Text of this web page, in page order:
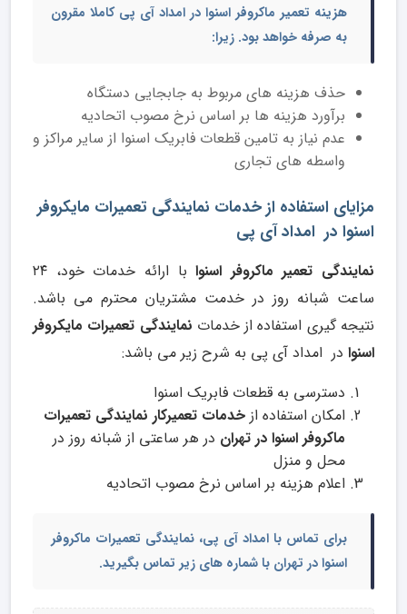
هزینه تعمیر ماکروفر اسنوا در امداد آی پی کاملا مقرون
به صرفه خواهد بود. زیرا:
حذف هزینه های مربوط به جابجایی دستگاه
برآورد هزینه ها بر اساس نرخ مصوب اتحادیه
عدم نیاز به تامین قطعات فابریک اسنوا از سایر مراکز و
واسطه های تجاری
مزایای استفاده از خدمات نمایندگی تعمیرات مایکروفر
اسنوا در امداد آی پی
نمایندگی تعمیر ماکروفر اسنوا
با ارائه خدمات خود، ۲۴
ساعت شبانه روز در خدمت مشتریان محترم می باشد.
نتیجه گیری استفاده از خدمات نمایندگی تعمیرات مایکروفر
اسنوا در امداد آی پی به شرح زیر می باشد:
دسترسی به قطعات فابریک اسنوا
امکان استفاده از خدمات تعمیرکار نمایندگی تعمیرات
ماکروفر اسنوا در تهران در هر ساعتی از شبانه روز در
محل و منزل
اعلام هزینه بر اساس نرخ مصوب اتحادیه
برای تماس با امداد آی پی، نمایندگی تعمیرات ماکروفر
اسنوا در تهران با شماره های زیر تماس بگیرید.